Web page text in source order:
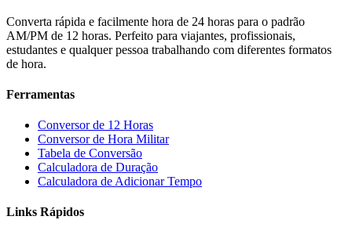
Converta rápida e facilmente hora de 24 horas para o padrão
AM/PM de 12 horas. Perfeito para viajantes, profissionais,
estudantes e qualquer pessoa trabalhando com diferentes formatos
de hora.
Ferramentas
Conversor de 12 Horas
Conversor de Hora Militar
Tabela de Conversão
Calculadora de Duração
Calculadora de Adicionar Tempo
Links Rápidos